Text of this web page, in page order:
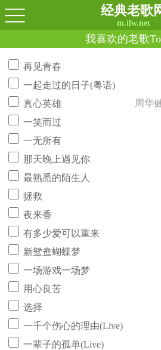
经典老歌
m.ilw.net
我喜欢的老歌
再见青春
一起走过的日子(粤语)
真心英雄
周华
一笑而过
一无所有
那天晚上遇见你
最熟悉的陌生人
拯救
夜来香
有多少爱可以重来
新鸳鸯蝴蝶梦
一场游戏一场梦
用心良苦
选择
一千个伤心的理由(Live)
一辈子的孤单(Live)